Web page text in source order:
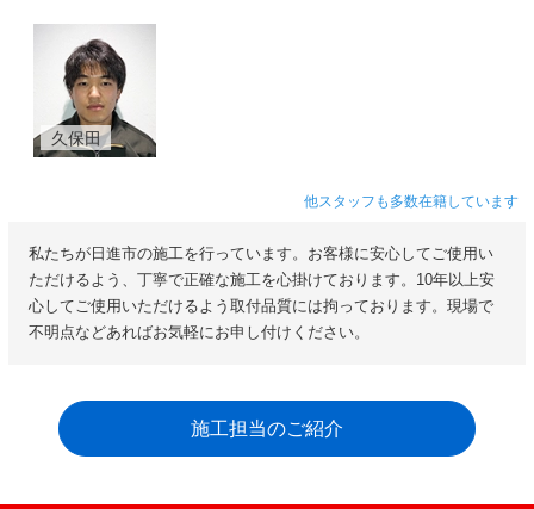
久保田
他スタッフも多数在籍しています
私たちが日進市の施工を行っています。お客様に安心してご使用い
ただけるよう、丁寧で正確な施工を心掛けております。10年以上安
心してご使用いただけるよう取付品質には拘っております。現場で
不明点などあればお気軽にお申し付けください。
施工担当のご紹介